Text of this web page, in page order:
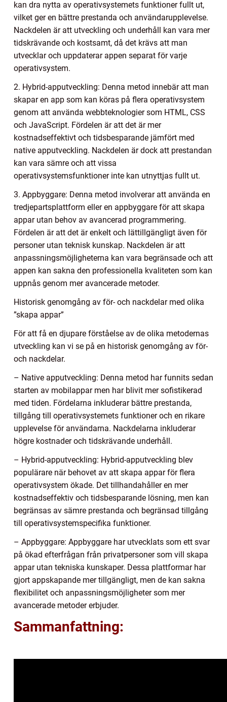
kan dra nytta av operativsystemets funktioner fullt ut,
vilket ger en bättre prestanda och användarupplevelse.
Nackdelen är att utveckling och underhåll kan vara mer
tidskrävande och kostsamt, då det krävs att man
utvecklar och uppdaterar appen separat för varje
operativsystem.
2. Hybrid-apputveckling: Denna metod innebär att man
skapar en app som kan köras på flera operativsystem
genom att använda webbteknologier som HTML, CSS
och JavaScript. Fördelen är att det är mer
kostnadseffektivt och tidsbesparande jämfört med
native apputveckling. Nackdelen är dock att prestandan
kan vara sämre och att vissa
operativsystemsfunktioner inte kan utnyttjas fullt ut.
3. Appbyggare: Denna metod involverar att använda en
tredjepartsplattform eller en appbyggare för att skapa
appar utan behov av avancerad programmering.
Fördelen är att det är enkelt och lättillgängligt även för
personer utan teknisk kunskap. Nackdelen är att
anpassningsmöjligheterna kan vara begränsade och att
appen kan sakna den professionella kvaliteten som kan
uppnås genom mer avancerade metoder.
Historisk genomgång av för- och nackdelar med olika
”skapa appar”
För att få en djupare förståelse av de olika metodernas
utveckling kan vi se på en historisk genomgång av för-
och nackdelar.
– Native apputveckling: Denna metod har funnits sedan
starten av mobilappar men har blivit mer sofistikerad
med tiden. Fördelarna inkluderar bättre prestanda,
tillgång till operativsystemets funktioner och en rikare
upplevelse för användarna. Nackdelarna inkluderar
högre kostnader och tidskrävande underhåll.
– Hybrid-apputveckling: Hybrid-apputveckling blev
populärare när behovet av att skapa appar för flera
operativsystem ökade. Det tillhandahåller en mer
kostnadseffektiv och tidsbesparande lösning, men kan
begränsas av sämre prestanda och begränsad tillgång
till operativsystemspecifika funktioner.
– Appbyggare: Appbyggare har utvecklats som ett svar
på ökad efterfrågan från privatpersoner som vill skapa
appar utan tekniska kunskaper. Dessa plattformar har
gjort appskapande mer tillgängligt, men de kan sakna
flexibilitet och anpassningsmöjligheter som mer
avancerade metoder erbjuder.
Sammanfattning: